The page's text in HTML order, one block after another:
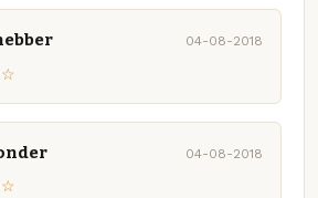
04-08-2018
04-08-2018